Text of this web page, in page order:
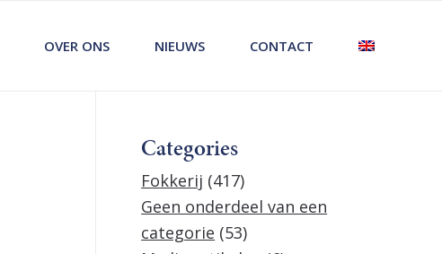
OVER ONS NIEUWS CONTACT
Categories
Fokkerij (417)
Geen onderdeel van een
categorie (53)